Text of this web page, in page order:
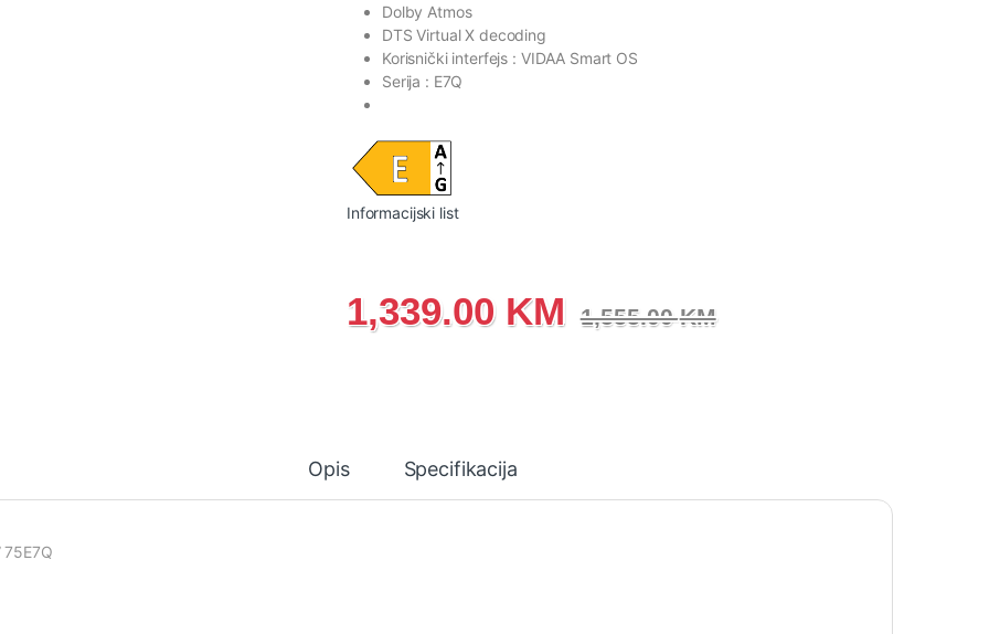
Dolby Atmos
DTS Virtual X decoding
Korisnički interfejs : VIDAA Smart OS
Serija : E7Q
Informacijski list
1,339.00 KM 1,555.00KM
Opis Specifikacija
75E7Q